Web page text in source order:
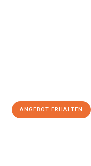
ANGEBOT ERHALTEN